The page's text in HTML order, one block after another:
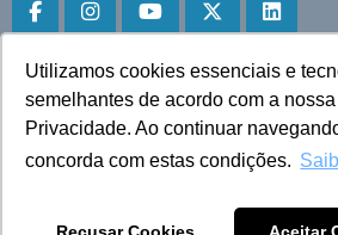
Utilizamos cookies essenciais e
semelhantes de acordo com a
Privacidade. Ao continuar
concorda com estas condições.
Faça download do aplicativo
Play Store e App Store
Todos os direitos reservados ©